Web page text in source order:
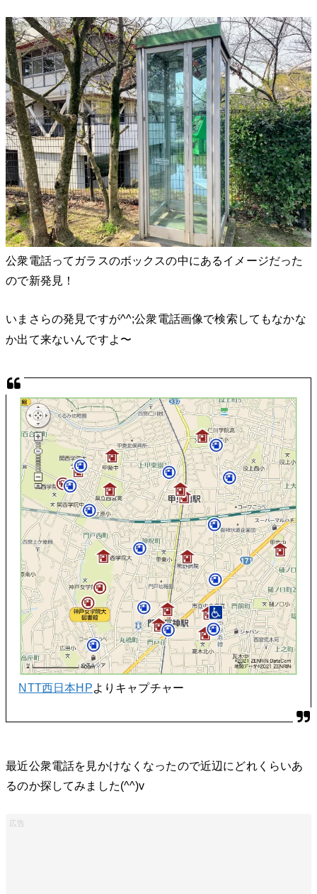
公衆電話ってガラスのボックスの中にあるイメージだった
ので新発見！
いまさらの発見ですが^^;公衆電話画像で検索してもなかな
か出て来ないんですよ〜
NTT西日本HPよりキャプチャー
最近公衆電話を見かけなくなったので近辺にどれくらいあ
るのか探してみました(^^)v